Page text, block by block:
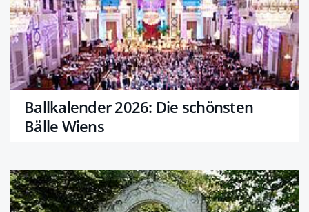
Ballkalender 2026: Die schönsten
Bälle Wiens